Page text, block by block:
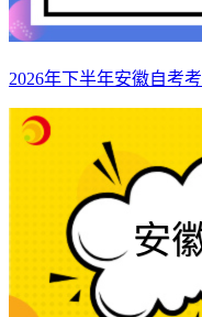
2026年下半年安徽自考